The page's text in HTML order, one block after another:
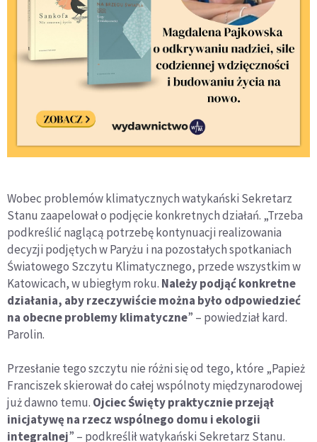
Wobec problemów klimatycznych watykański Sekretarz
Stanu zaapelował o podjęcie konkretnych działań. „Trzeba
podkreślić naglącą potrzebę kontynuacji realizowania
decyzji podjętych w Paryżu i na pozostałych spotkaniach
Światowego Szczytu Klimatycznego, przede wszystkim w
Katowicach, w ubiegłym roku. Należy podjąć konkretne
działania, aby rzeczywiście można było odpowiedzieć
na obecne problemy klimatyczne” – powiedział kard.
Parolin.
Przesłanie tego szczytu nie różni się od tego, które „Papież
Franciszek skierował do całej wspólnoty międzynarodowej
już dawno temu. Ojciec Święty praktycznie przejął
inicjatywę na rzecz wspólnego domu i ekologii
integralnej” – podkreślił watykański Sekretarz Stanu.